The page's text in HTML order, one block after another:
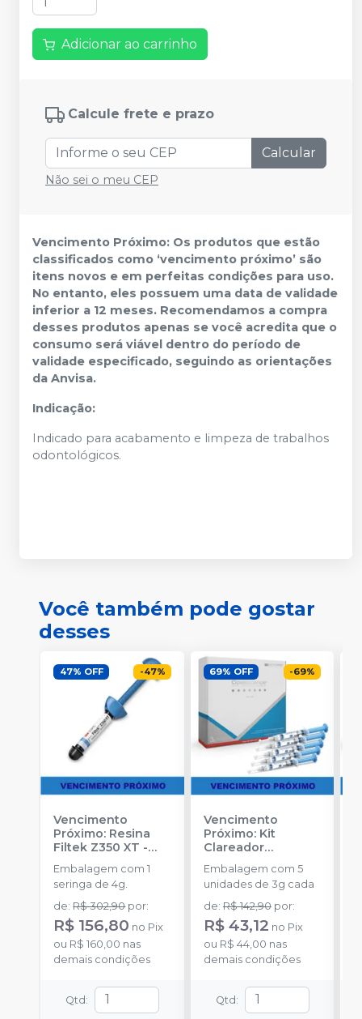
Adicionar ao carrinho
Calcule frete e prazo
Calcular
Não sei o meu CEP
Vencimento Próximo: Os produtos que estão
classificados como ‘vencimento próximo’ são
itens novos e em perfeitas condições para uso.
No entanto, eles possuem uma data de validade
inferior a 12 meses. Recomendamos a compra
desses produtos apenas se você acredita que o
consumo será viável dentro do período de
validade especificado, seguindo as orientações
da Anvisa.
Indicação:
Indicado para acabamento e limpeza de trabalhos
odontológicos.
Você também pode gostar
desses
47% OFF -47%
Vencimento
Próximo: Resina
Filtek Z350 XT -
AID
-
Embalagem com 1
seringa de 4g.
de:R$ 302,90 por:
R$ 156,80 no Pix
ou R$ 160,00 nas
demais condições
Qtd :
69% OFF -69%
Vencimento
Próximo: Kit
Clareador
Opalescence PF
Regular 10% - 5
Seringas-
ULTRADENT
Embalagem com 5
unidades de 3g cada
de: R$ 142,90 por:
R$ 43,12 no Pix
ou R$ 44,00 nas
demais condições
Qtd :